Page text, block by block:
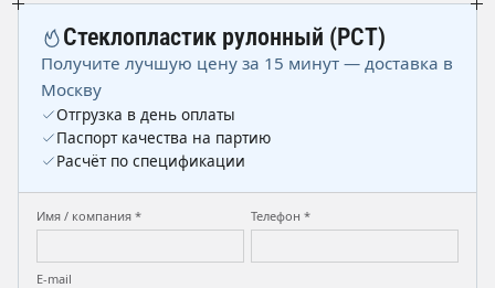
Стеклопластик рулонный (РСТ)
Получите лучшую цену за 15 минут — доставка в
Москву
Отгрузка в день оплаты
Паспорт качества на партию
Расчёт по спецификации
Имя / компания * Телефон *
E-mail